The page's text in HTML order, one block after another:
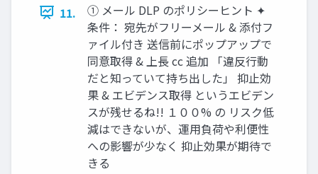
11.
① メール DLP のポリシーヒント ✦
条件： 宛先がフリーメール & 添付フ
ァイル付き 送信前にポップアップで
同意取得 & 上長 cc 追加 「違反行動
だと知っていて持ち出した」 抑止効
果 & エビデンス取得 というエビデン
スが残せるね!! １００% の リスク低
減はできないが、運用負荷や利便性
への影響が少なく 抑止効果が期待で
きる